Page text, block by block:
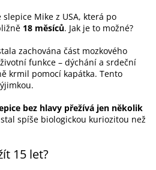
Mike z USA, která po
18 měsíců. Jak je to možné?
zachována část mozkového
funkce – dýchání a srdeční
krmil pomocí kapátka. Tento
bez hlavy přežívá jen několik
spíše biologickou kuriozitou než
15 let?